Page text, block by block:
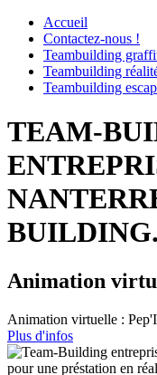
Accueil
Contactez-nous !
Teambuilding
Teambuilding
Teambuilding
TEAM-
Animation
Animation virtuelle :
Plus d'infos